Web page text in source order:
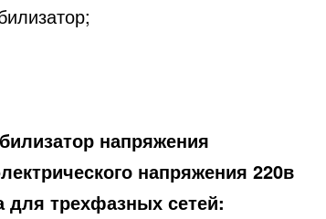
напряжения
напряжения 220в
для трехфазных сетей: